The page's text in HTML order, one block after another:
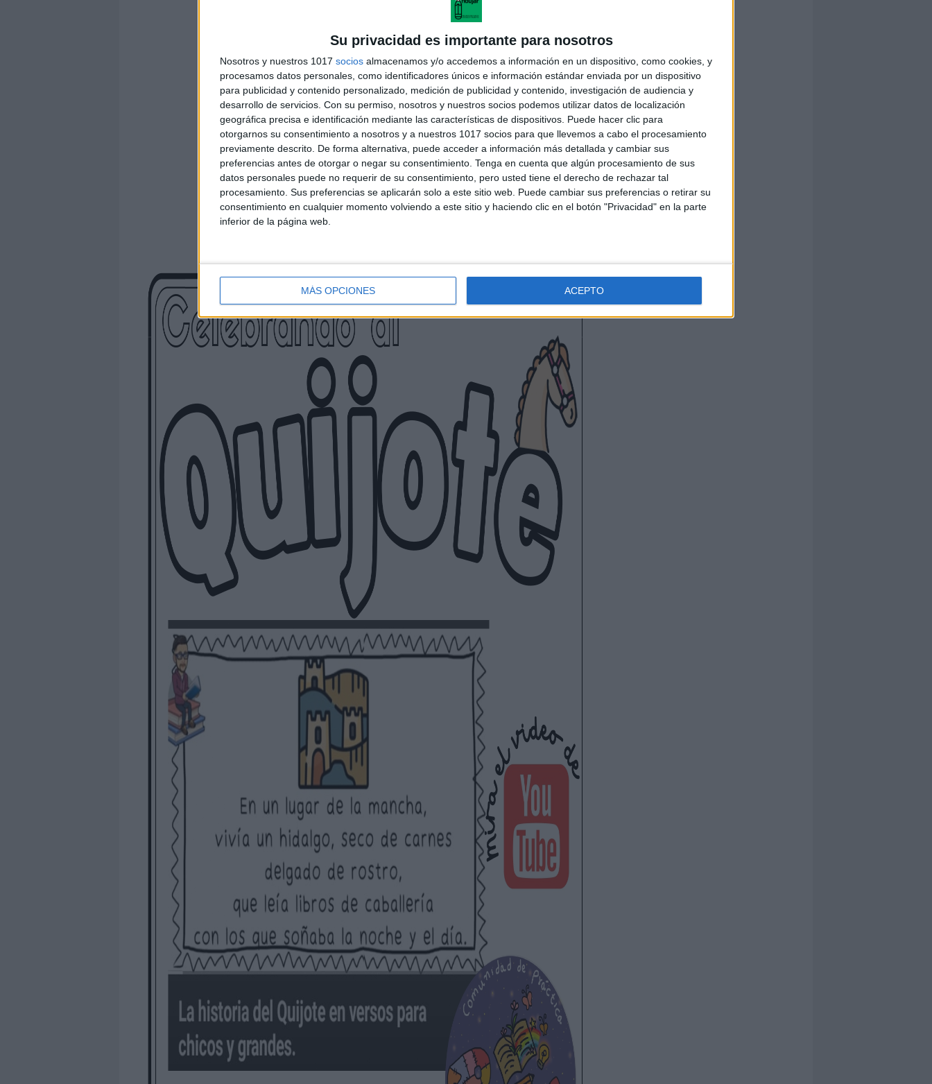
Su privacidad es importante para nosotros
Nosotros y nuestros 1017 socios almacenamos y/o accedemos a información en un dispositivo, como cookies, y
procesamos datos personales, como identificadores únicos e información estándar enviada por un dispositivo
para publicidad y contenido personalizado, medición de publicidad y contenido, investigación de audiencia y
desarrollo de servicios. Con su permiso, nosotros y nuestros socios podemos utilizar datos de localización
geográfica precisa e identificación mediante las características de dispositivos. Puede hacer clic para
otorgarnos su consentimiento a nosotros y a nuestros 1017 socios para que llevemos a cabo el procesamiento
previamente descrito. De forma alternativa, puede acceder a información más detallada y cambiar sus
preferencias antes de otorgar o negar su consentimiento. Tenga en cuenta que algún procesamiento de sus
datos personales puede no requerir de su consentimiento, pero usted tiene el derecho de rechazar tal
procesamiento. Sus preferencias se aplicarán solo a este sitio web. Puede cambiar sus preferencias o retirar su
consentimiento en cualquier momento volviendo a este sitio y haciendo clic en el botón "Privacidad" en la parte
inferior de la página web.
MÁS OPCIONES ACEPTO
DESCARGA MÁS ABAJO EL RECURSO EN PDF